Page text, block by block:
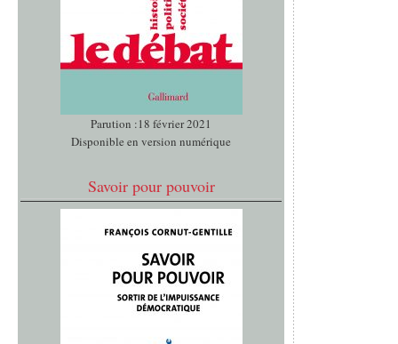
Parution :18 février 2021
Disponible en version numérique
Savoir pour pouvoir